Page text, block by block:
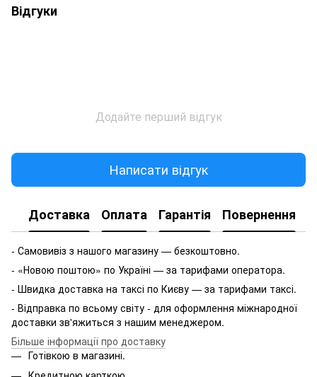
Відгуки
Додайте перший відгук
Написати відгук
Доставка Оплата Гарантія Повернення
- Самовивіз з нашого магазину — безкоштовно.
- «Новою поштою» по Україні — за тарифами оператора.
- Швидка доставка на таксі по Києву — за тарифами таксі.
- Відправка по всьому світу - для оформлення міжнародної
доставки зв'яжиться з нашим менеджером.
Більше інформації про доставку
Готівкою в магазині.